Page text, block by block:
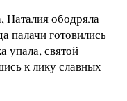
Наталия ободряла
палачи готовились
упала, святой
к лику славных